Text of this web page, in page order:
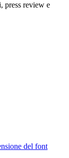
press review e
del font